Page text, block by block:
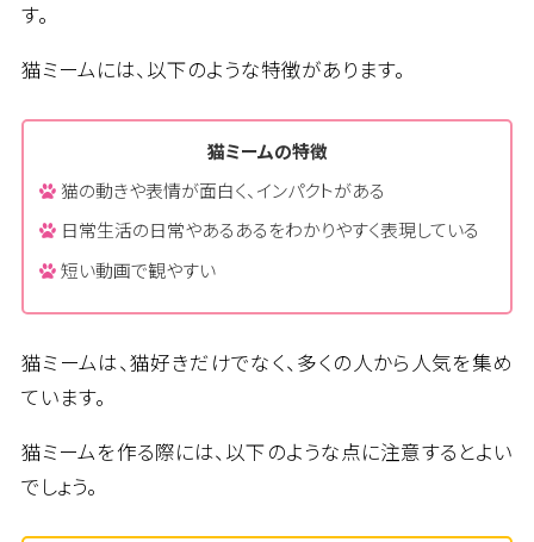
す。
猫ミームには、以下のような特徴があります。
猫ミームの特徴
猫の動きや表情が面白く、インパクトがある
日常生活の日常やあるあるをわかりやすく表現している
短い動画で観やすい
猫ミームは、猫好きだけでなく、多くの人から人気を集め
ています。
猫ミームを作る際には、以下のような点に注意するとよい
でしょう。